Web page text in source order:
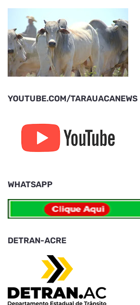
YOUTUBE.COM/TARAUACANEWS
WHATSAPP
DETRAN-ACRE